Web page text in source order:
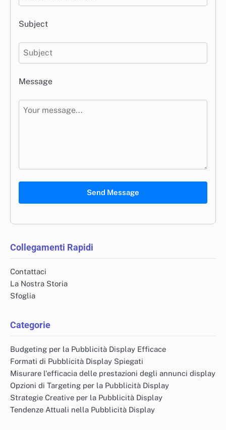
Subject
Message
Send Message
Collegamenti Rapidi
Contattaci
La Nostra Storia
Sfoglia
Categorie
Budgeting per la Pubblicità Display Efficace
Formati di Pubblicità Display Spiegati
Misurare l'efficacia delle prestazioni degli annunci display
Opzioni di Targeting per la Pubblicità Display
Strategie Creative per la Pubblicità Display
Tendenze Attuali nella Pubblicità Display